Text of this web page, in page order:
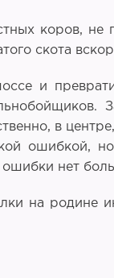
коров,
скота
и
в
ошибкой,
нет
на родине